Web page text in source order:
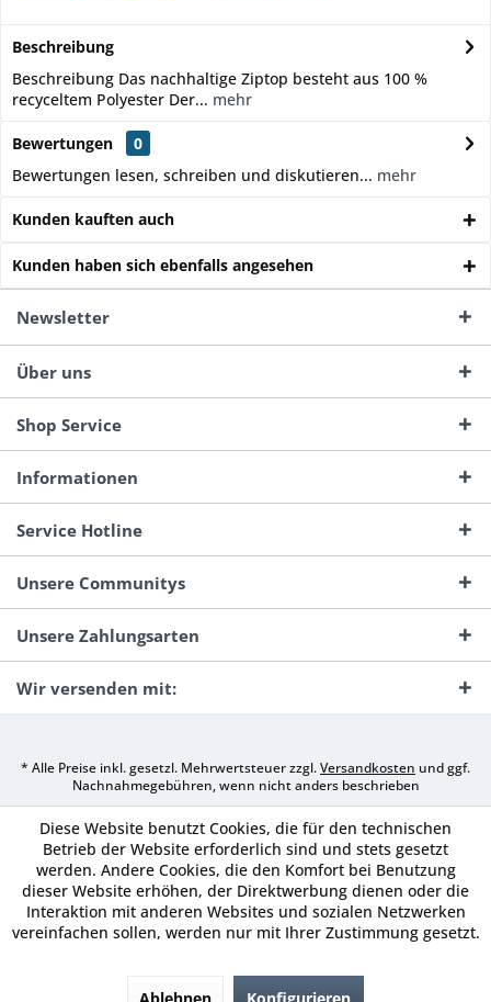
Beschreibung
Beschreibung Das nachhaltige Ziptop besteht aus 100 %
recyceltem Polyester Der... mehr
Bewertungen
0
Bewertungen lesen, schreiben und diskutieren... mehr
Kunden kauften auch
Kunden haben sich ebenfalls angesehen
Newsletter
Über uns
Shop Service
Informationen
Service Hotline
Unsere Communitys
Unsere Zahlungsarten
Wir versenden mit:
* Alle Preise inkl. gesetzl. Mehrwertsteuer zzgl.Versandkosten und ggf.
Nachnahmegebühren, wenn nicht anders beschrieben
Diese Website benutzt Cookies, die für den technischen
Betrieb der Website erforderlich sind und stets gesetzt
werden. Andere Cookies, die den Komfort bei Benutzung
dieser Website erhöhen, der Direktwerbung dienen oder die
Interaktion mit anderen Websites und sozialen Netzwerken
vereinfachen sollen, werden nur mit Ihrer Zustimmung gesetzt.